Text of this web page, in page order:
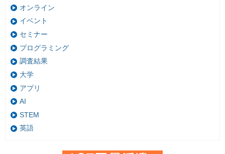
オンライン
イベント
セミナー
プログラミング
調査結果
大学
アプリ
AI
STEM
英語